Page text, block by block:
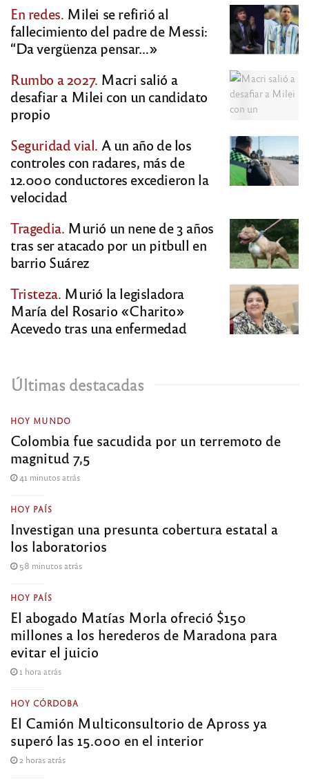
En redes. Milei se refirió al
fallecimiento del padre de Messi:
“Da vergüenza pensar…»
Rumbo a 2027. Macri salió a
desafiar a Milei con un candidato
propio
Seguridad vial. A un año de los
controles con radares, más de
12.000 conductores excedieron la
velocidad
Tragedia. Murió un nene de 3 años
tras ser atacado por un pitbull en
barrio Suárez
Tristeza. Murió la legisladora
María del Rosario «Charito»
Acevedo tras una enfermedad
Últimas destacadas
HOY MUNDO
Colombia fue sacudida por un terremoto de
magnitud 7,5
41 minutos atrás
HOY PAÍS
Investigan una presunta cobertura estatal a
los laboratorios
58 minutos atrás
HOY PAÍS
El abogado Matías Morla ofreció $150
millones a los herederos de Maradona para
evitar el juicio
1 hora atrás
HOY CÓRDOBA
El Camión Multiconsultorio de Apross ya
superó las 15.000 en el interior
2 horas atrás